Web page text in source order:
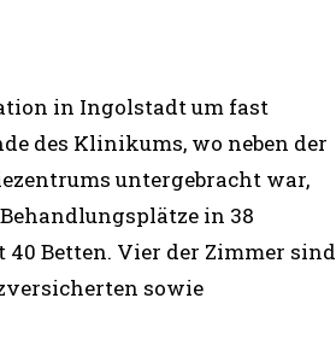
in Ingolstadt um fast
des Klinikums, wo neben der
untergebracht war,
in 38
Betten. Vier der Zimmer sind
sowie